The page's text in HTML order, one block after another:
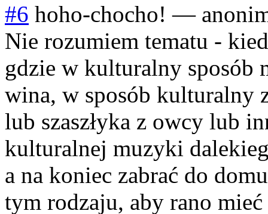
#6 hoho-chocho! —
Nie rozumiem tematu -
gdzie w kulturalny sposób
wina, w sposób kulturalny
lub szaszłyka z owcy lub
kulturalnej muzyki
a na koniec zabrać do
tym rodzaju, aby rano